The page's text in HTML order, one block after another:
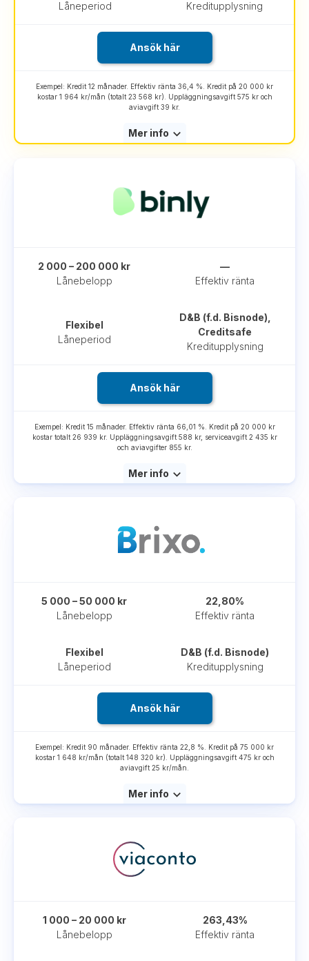
Låneperiod Kreditupplysning
Ansök här
Exempel: Kredit 12 månader. Effektiv ränta 36,4 %. Kredit på 20 000 kr
kostar 1 964 kr/mån (totalt 23 568 kr). Uppläggningsavgift 575 kr och
aviavgift 39 kr.
Mer info
Lånebelopp
2 000 – 200 000 kr
Effektiv ränta
—
Låneperiod
Flexibel
Kreditupplysning
D&B (f.d. Bisnode),
Creditsafe
Ansök här
Exempel: Kredit 15 månader. Effektiv ränta 66,01 %. Kredit på 20 000 kr
kostar totalt 26 939 kr. Uppläggningsavgift 588 kr, serviceavgift 2 435 kr
och aviavgifter 855 kr.
Mer info
Lånebelopp
5 000 – 50 000 kr
Effektiv ränta
22,80%
Låneperiod
Flexibel
Kreditupplysning
D&B (f.d. Bisnode)
Ansök här
Exempel: Kredit 90 månader. Effektiv ränta 22,8 %. Kredit på 75 000 kr
kostar 1 648 kr/mån (totalt 148 320 kr). Uppläggningsavgift 475 kr och
aviavgift 25 kr/mån.
Mer info
Lånebelopp
1 000 – 20 000 kr
Effektiv ränta
263,43%